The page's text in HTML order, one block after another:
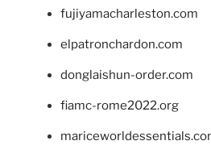
fujiyamacharleston.com
elpatronchardon.com
donglaishun-order.com
fiamc-rome2022.org